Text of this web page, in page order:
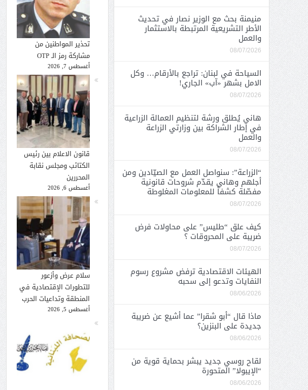
تحذير المواطنين من
مشاركة رمز الـ OTP
أغسطس 7, 2026
قانون الاعلام بين رئيس
الكتائب ومجلس نقابة
المحررين
أغسطس 6, 2026
سلام عرض وأزعور
للتطورات الإقتصادية في
المنطقة وتداعيات الحرب
أغسطس 5, 2026
منيمنة بحث مع الوزير نصار في تحديث
الأطر التشريعية المرتبطة بالاستثمار
والعمل
08/07/2026
السياحة في لبنان: تراجع بالأرقام… وكل
الامل بشهر «آب» الجاري!
08/07/2026
هاني يُطلق ورشة لتنظيم العمالة الزراعية
في إطار الشراكة بين وزارتي الزراعة
والعمل
08/07/2026
“الزراعة”: سنواصل العمل مع الصيّادين ومن
أجلهم وهاني يقدّم شروحات قانونية
مفصّلة كشفاً للمعلومات المغلوطة
08/07/2026
كيف علق “طليس” على محاولات فرض
ضريبة على المحروقات ؟
08/07/2026
الهيئات الاقتصادية ترفض مشروع رسوم
النفايات وتدعو إلى سحبه
08/06/2026
ماذا قال “أبو شقرا” عما أشيع عن ضريبة
جديدة على البنزين؟
08/06/2026
لقاح روسي جديد يبشر بحماية قوية من
“الإيبولا” المتحورة
08/06/2026